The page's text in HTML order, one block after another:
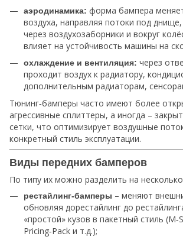
аэродинамика: форма бампера
воздуха, направляя потоки под
через воздухозаборники и вокруг
влияет на устойчивость машины на
охлаждение и вентиляция: через
проходит воздух к радиатору,
дополнительным радиаторам,
Тюнинг‑бамперы часто имеют более
агрессивные сплиттеры, а иногда –
сетки, что оптимизирует воздушные
конкретный стиль эксплуатации.
Виды передних бамперов
По типу их можно разделить на
рестайлинг‑бамперы – меняют
обновляя дорестайлинг до
«простой» кузов в пакетный стиль
Pricing‑Pack и т.д.);